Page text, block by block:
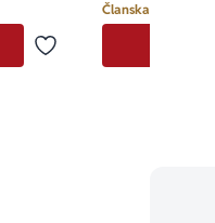
Dodaj u omiljene
Članska cena i do: